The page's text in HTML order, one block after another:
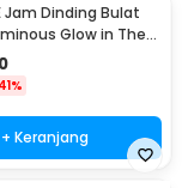
Jam Dinding Bulat
Glow in The
41%
+ Keranjang